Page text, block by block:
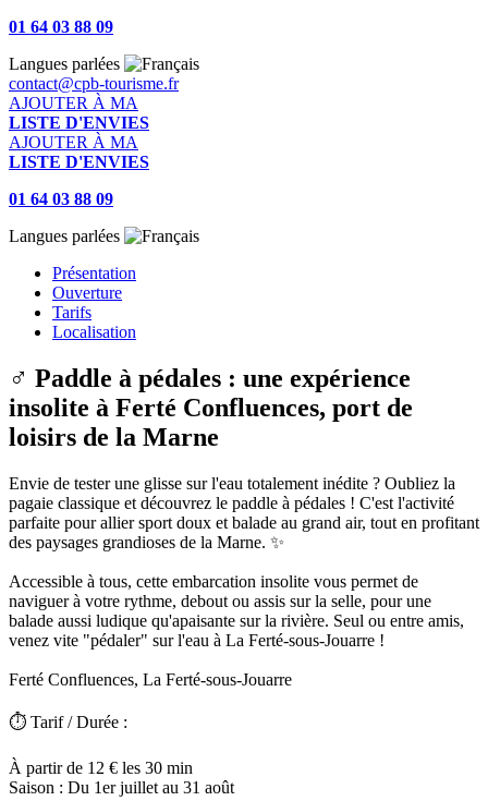
01 64 03 88 09
Langues parlées
contact@cpb-tourisme.fr
AJOUTER À MA
LISTE D'ENVIES
AJOUTER À MA
LISTE D'ENVIES
01 64 03 88 09
Langues parlées
Présentation
Ouverture
Tarifs
Localisation
‍♂️ Paddle à pédales : une expérience
insolite à Ferté Confluences, port de
loisirs de la Marne
Envie de tester une glisse sur l'eau totalement inédite ? Oubliez la
pagaie classique et découvrez le paddle à pédales ! C'est l'activité
parfaite pour allier sport doux et balade au grand air, tout en profitant
des paysages grandioses de la Marne. ✨
Accessible à tous, cette embarcation insolite vous permet de
naviguer à votre rythme, debout ou assis sur la selle, pour une
balade aussi ludique qu'apaisante sur la rivière. Seul ou entre amis,
venez vite "pédaler" sur l'eau à La Ferté-sous-Jouarre !
Ferté Confluences, La Ferté-sous-Jouarre
⏱️ Tarif / Durée :
À partir de 12 € les 30 min
Saison : Du 1er juillet au 31 août